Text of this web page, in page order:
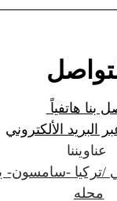
بنا هاتفياً
البريد الألكتروني
/تركيا -سامسون-
محله